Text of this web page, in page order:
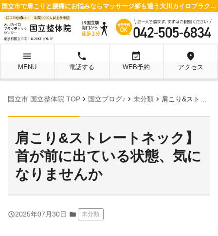
国立市で肩こりと腰痛にお悩みならマッサージ師も通う大川カイロプラクティックセンター 国立整体院へ
menu
MENU
local_phone
電話する
event_available
WEB予約
location_on
アクセス
国立市 国立整体院 TOP chevron_right 国立ブログ♪ chevron_right 未分類 chevron_right 肩こり&ストレートネック】首が前に出ている状態、気になりませんか
肩こり&ストレートネック】
首が前に出ている状態、気に
なりませんか
query_builder2025年07月30日 folder 未分類